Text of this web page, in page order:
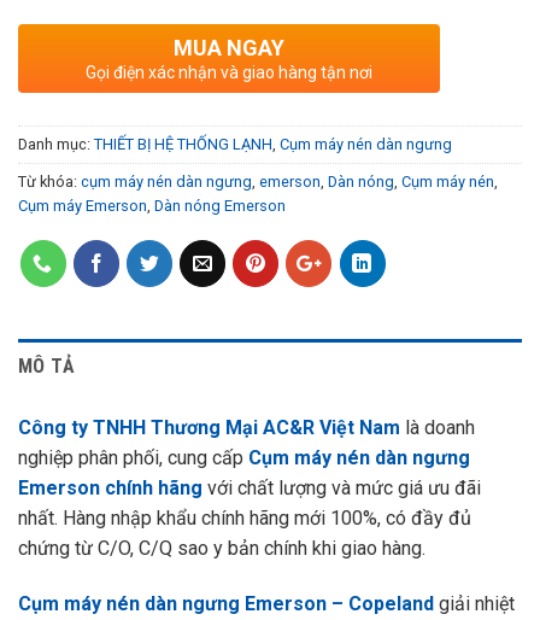
MUA NGAY
Gọi điện xác nhận và giao hàng tận nơi
Danh mục: THIẾT BỊ HỆ THỐNG LẠNH Cụm máy nén dàn ngưng
Từ khóa: cụm máy nén dàn ngưng emerson Dàn nóng Cụm máy nén
Cụm máy Emerson Dàn nóng Emerson
MÔ TẢ
Công ty TNHH Thương Mại AC&R Việt Nam là doanh
nghiệp phân phối, cung cấp Cụm máy nén dàn ngưng
Emerson chính hãng với chất lượng và mức giá ưu đãi
nhất. Hàng nhập khẩu chính hãng mới 100%, có đầy đủ
chứng từ C/O, C/Q sao y bản chính khi giao hàng.
Cụm máy nén dàn ngưng Emerson – Copeland giải nhiệt